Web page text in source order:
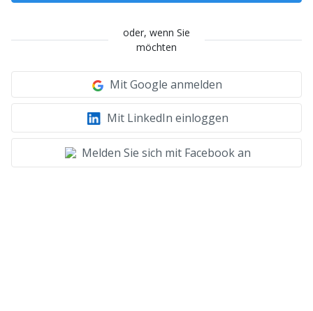
oder, wenn Sie
möchten
Mit Google anmelden
Mit LinkedIn einloggen
Melden Sie sich mit Facebook an